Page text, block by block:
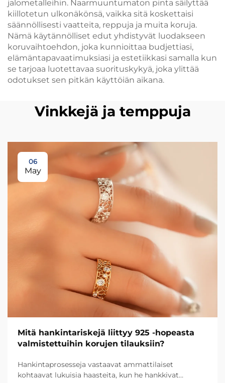
jalometalleihin. Naarmuuntumaton pinta säilyttää
kiillotetun ulkonäkönsä, vaikka sitä koskettaisi
säännöllisesti vaatteita, reppuja ja muita koruja.
Nämä käytännölliset edut yhdistyvät luodakseen
koruvaihtoehdon, joka kunnioittaa budjettiasi,
elämäntapavaatimuksiasi ja estetiikkasi samalla kun
se tarjoaa luotettavaa suorituskykyä, joka ylittää
odotukset sen pitkän käyttöiän aikana.
Vinkkejä ja temppuja
06
May
Mitä hankintariskejä liittyy 925 ‑hopeasta
valmistettuihin korujen tilauksiin?
Hankintaprosesseja vastaavat ammattilaiset
kohtaavat lukuisia haasteita, kun he hankkivat